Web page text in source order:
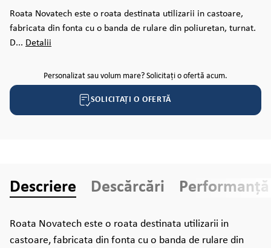
Roata Novatech este o roata destinata utilizarii in castoare,
fabricata din fonta cu o banda de rulare din poliuretan, turnat.
D... Detalii
Personalizat sau volum mare? Solicitați o ofertă acum.
SOLICITAȚI O OFERTĂ
Descriere Descărcări Performanță
Roata Novatech este o roata destinata utilizarii in
castoare, fabricata din fonta cu o banda de rulare din